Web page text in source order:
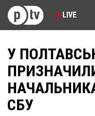
LIVE
У
СБУ